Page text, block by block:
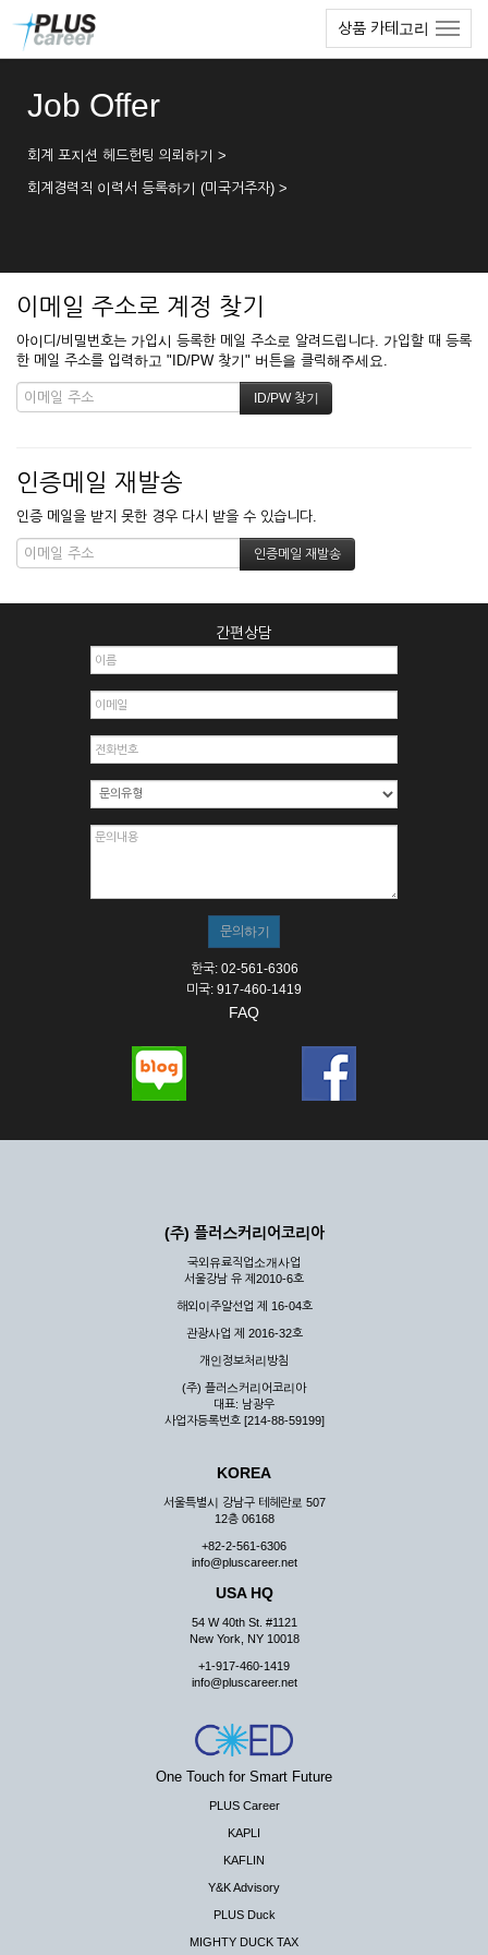
상품 카테고리
Job Offer
회계 포지션 헤드헌팅 의뢰하기 >
회계경력직 이력서 등록하기 (미국거주자) >
이메일 주소로 계정 찾기
아이디/비밀번호는 가입시 등록한 메일 주소로 알려드립니다. 가입할 때 등록
한 메일 주소를 입력하고 "ID/PW 찾기" 버튼을 클릭해주세요.
인증메일 재발송
인증 메일을 받지 못한 경우 다시 받을 수 있습니다.
간편상담
한국: 02-561-6306
미국: 917-460-1419
FAQ
(주) 플러스커리어코리아
국외유료직업소개사업
서울강남 유 제2010-6호
해외이주알선업 제 16-04호
관광사업 제 2016-32호
개인정보처리방침
(주) 플러스커리어코리아
대표: 남광우
사업자등록번호 [214-88-59199]
KOREA
서울특별시 강남구 테헤란로 507
12층 06168
+82-2-561-6306
info@pluscareer.net
USA HQ
54 W 40th St. #1121
New York, NY 10018
+1-917-460-1419
info@pluscareer.net
One Touch for Smart Future
PLUS Career
KAPLI
KAFLIN
Y&K Advisory
PLUS Duck
MIGHTY DUCK TAX